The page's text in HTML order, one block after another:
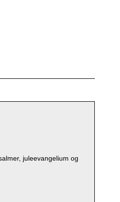
juleevangelium og